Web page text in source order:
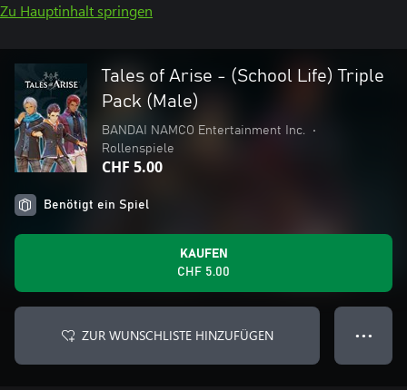
Zu Hauptinhalt springen
Tales of Arise - (School Life) Triple
Pack (Male)
BANDAI NAMCO Entertainment Inc.
•
Rollenspiele
CHF 5.00
Benötigt ein Spiel
KAUFEN
CHF 5.00
ZUR WUNSCHLISTE HINZUFÜGEN ● ● ●